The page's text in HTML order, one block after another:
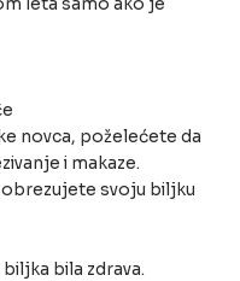
leta samo ako je
novca, poželećete da
i makaze.
obrezujete svoju biljku
bila zdrava.